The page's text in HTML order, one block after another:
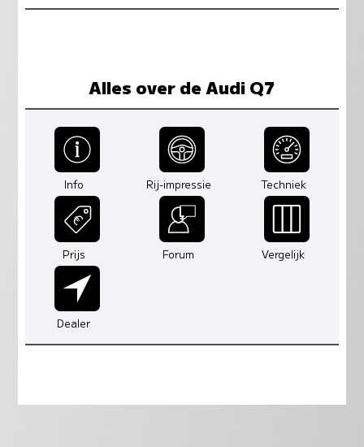
Alles over de Audi Q7
Info Rij-impressie Techniek
Prijs Forum Vergelijk
Dealer